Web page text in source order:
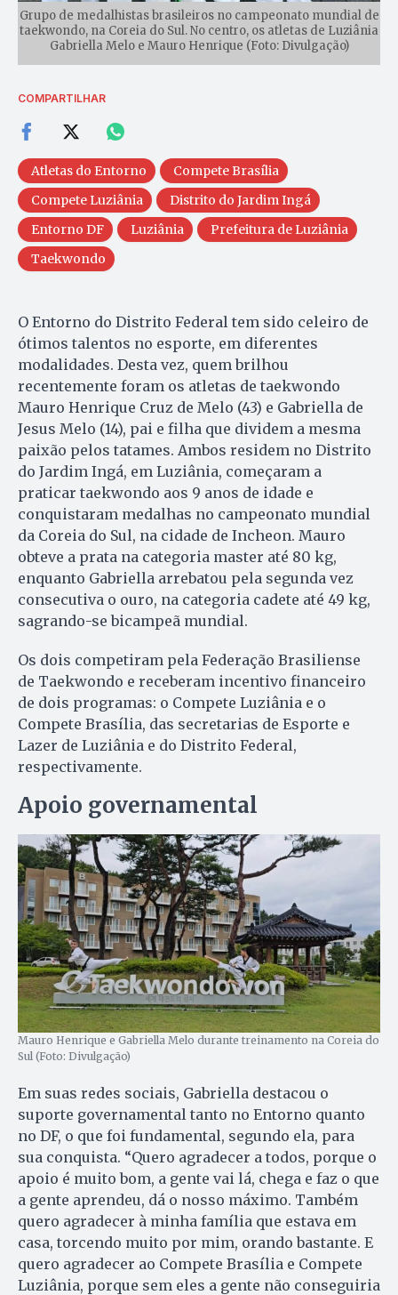
Grupo de medalhistas brasileiros no campeonato mundial de
taekwondo, na Coreia do Sul. No centro, os atletas de Luziânia
Gabriella Melo e Mauro Henrique (Foto: Divulgação)
COMPARTILHAR
Atletas do Entorno
Compete Brasília
Compete Luziânia
Distrito do Jardim Ingá
Entorno DF
Luziânia
Prefeitura de Luziânia
Taekwondo
O Entorno do Distrito Federal tem sido celeiro de
ótimos talentos no esporte, em diferentes
modalidades. Desta vez, quem brilhou
recentemente foram os atletas de taekwondo
Mauro Henrique Cruz de Melo (43) e Gabriella de
Jesus Melo (14), pai e filha que dividem a mesma
paixão pelos tatames. Ambos residem no Distrito
do Jardim Ingá, em Luziânia, começaram a
praticar taekwondo aos 9 anos de idade e
conquistaram medalhas no campeonato mundial
da Coreia do Sul, na cidade de Incheon. Mauro
obteve a prata na categoria master até 80 kg,
enquanto Gabriella arrebatou pela segunda vez
consecutiva o ouro, na categoria cadete até 49 kg,
sagrando-se bicampeã mundial.
Os dois competiram pela Federação Brasiliense
de Taekwondo e receberam incentivo financeiro
de dois programas: o Compete Luziânia e o
Compete Brasília, das secretarias de Esporte e
Lazer de Luziânia e do Distrito Federal,
respectivamente.
Apoio governamental
Mauro Henrique e Gabriella Melo durante treinamento na Coreia do
Sul (Foto: Divulgação)
Em suas redes sociais, Gabriella destacou o
suporte governamental tanto no Entorno quanto
no DF, o que foi fundamental, segundo ela, para
sua conquista. “Quero agradecer a todos, porque o
apoio é muito bom, a gente vai lá, chega e faz o que
a gente aprendeu, dá o nosso máximo. Também
quero agradecer à minha família que estava em
casa, torcendo muito por mim, orando bastante. E
quero agradecer ao Compete Brasília e Compete
Luziânia, porque sem eles a gente não conseguiria